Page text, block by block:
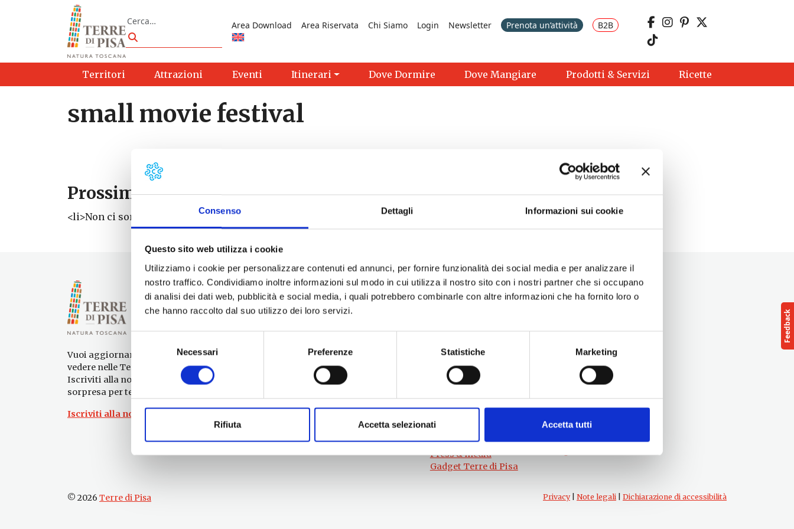
Consenso Dettagli Informazioni sui cookie
Questo sito web utilizza i cookie
Utilizziamo i cookie per personalizzare contenuti ed annunci, per fornire funzionalità dei social media e per analizzare il
nostro traffico. Condividiamo inoltre informazioni sul modo in cui utilizza il nostro sito con i nostri partner che si occupano
di analisi dei dati web, pubblicità e social media, i quali potrebbero combinarle con altre informazioni che ha fornito loro o
che hanno raccolto dal suo utilizzo dei loro servizi.
del
Necessari Preferenze Statistiche Marketing
Rifiuta Accetta selezionati Accetta tutti
Vai al contenuto
Cerca
Cerca
Area Download Area Riservata Chi Siamo Login Newsletter Prenota un’attività B2B
Territori Attrazioni Eventi Itinerari Dove Dormire Dove Mangiare Prodotti & Servizi Ricette
small movie festival
Prossimi eventi
<li>Non ci sono eventi con questo tag</li>
Vuoi aggiornamenti su cosa fare e cosa
vedere nelle Terre di Pisa?
Iscriviti alla nostra newsletter! Subito una
sorpresa per te!
Iscriviti alla nostra Newsletter!
Per informazioni
Servizio Promozione e Sviluppo delle
Ufficio Internazionalizzazione,
Turismo e Beni Culturali
turismo@tno.camcom.it
#lemieTerrediPisa
Esperienze
Territori
Prodotti e Servizi
Chi Siamo
Press & media
Gadget Terre di Pisa
Seguici su
© 2026 Terre di Pisa Privacy| Note legali Dichiarazione di accessibilità